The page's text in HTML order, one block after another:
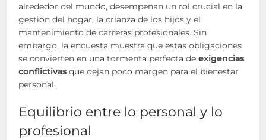
alrededor del mundo, desempeñan un rol crucial en la
gestión del hogar, la crianza de los hijos y el
mantenimiento de carreras profesionales. Sin
embargo, la encuesta muestra que estas obligaciones
se convierten en una tormenta perfecta deexigencias
conflictivasque dejan poco margen para el bienestar
personal.
Equilibrio entre lo personal y lo
profesional